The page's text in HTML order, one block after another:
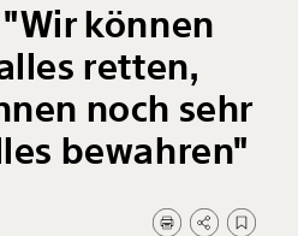
können
retten,
noch sehr
bewahren"